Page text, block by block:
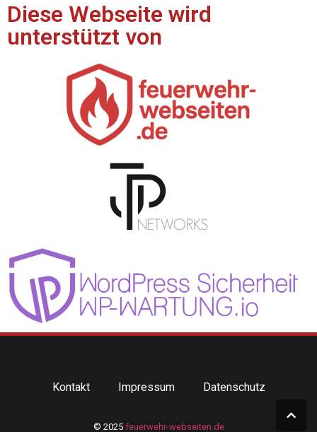
Diese Webseite wird
unterstützt von
Kontakt Impressum Datenschutz
© 2025 feuerwehr-webseiten.de